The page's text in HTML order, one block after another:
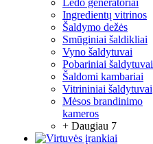
Ledo generatoriai
Ingredientų vitrinos
Šaldymo dežės
Smūginiai šaldikliai
Vyno šaldytuvai
Pobariniai šaldytuvai
Šaldomi kambariai
Vitrininiai šaldytuvai
Mėsos brandinimo
kameros
+ Daugiau 7